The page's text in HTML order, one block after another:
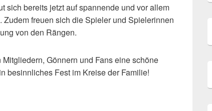
sich bereits jetzt auf spannende und vor allem
Zudem freuen sich die Spieler und Spielerinnen
von den Rängen.
Gönnern und Fans eine schöne
besinnliches Fest im Kreise der Familie!